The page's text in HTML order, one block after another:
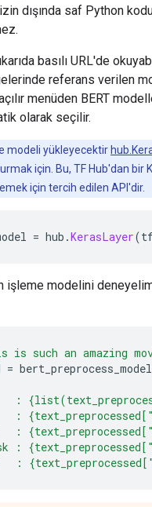
dışında saf Python
basılı URL'de
referans verilen
menüden BERT
olarak seçilir.
modeli yükleyecektir
için. Bu, TF Hub'dan bir
için tercih edilen API'dir.
= hub .KerasLayer(
işleme modelini deneyelim
is such an amazing
= bert_preprocess_model
:
:
:
:
: